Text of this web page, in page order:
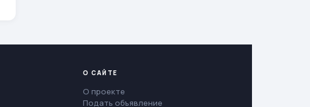
О САЙТЕ
О проекте
Подать объявление